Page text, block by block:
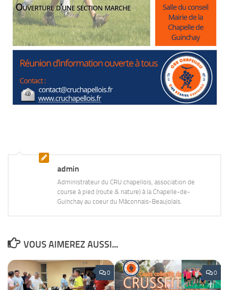
admin
Administrateur du CRU chapellois, association de
course à pied (route & nature) à la Chapelle-de-
Guinchay au coeur du Mâconnais-Beaujolais.
VOUS AIMEREZ AUSSI...
0 0